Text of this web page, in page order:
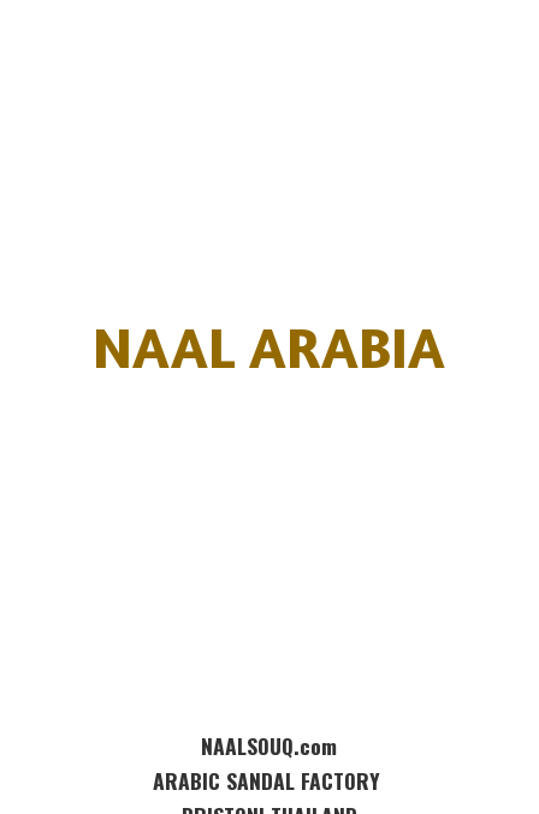
NAAL ARABIA
NAALSOUQ.com
ARABIC SANDAL FACTORY